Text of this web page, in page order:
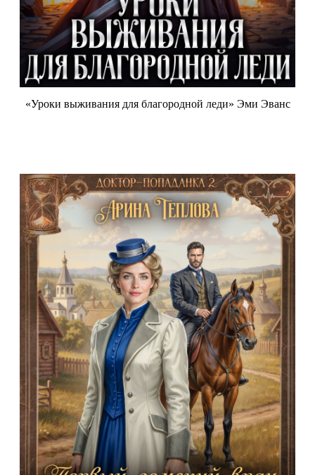
«Уроки выживания для благородной леди» Эми Эванс